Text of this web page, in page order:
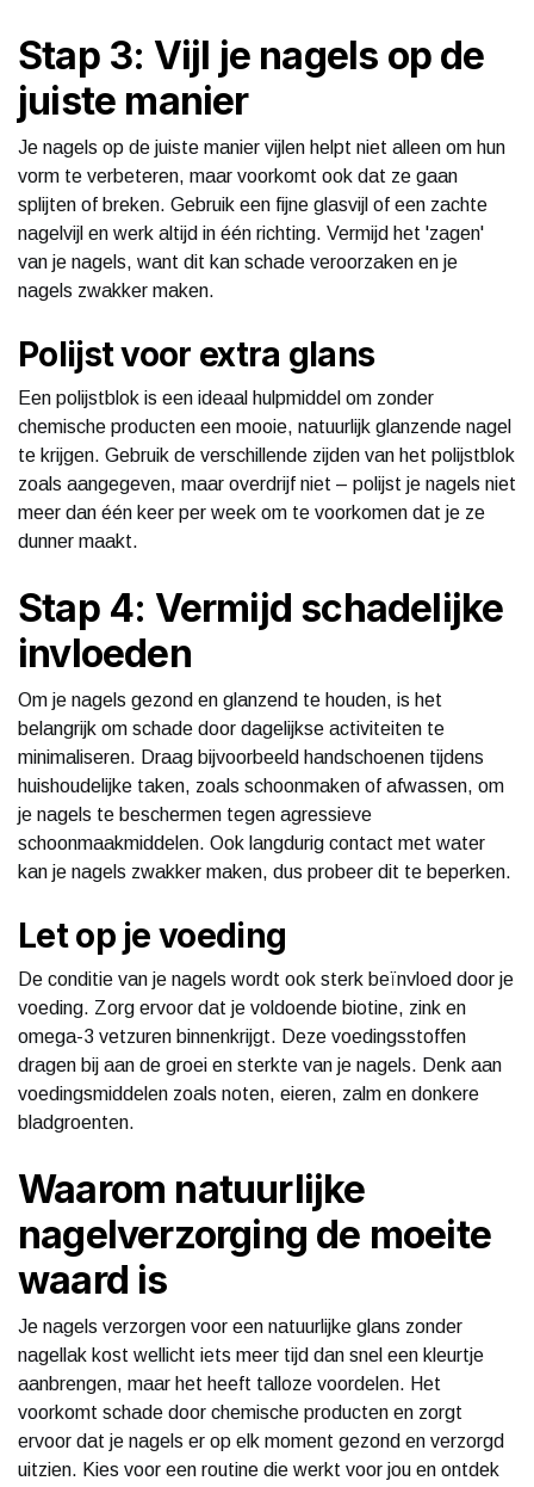
Stap 3: Vijl je nagels op de
juiste manier
Je nagels op de juiste manier vijlen helpt niet alleen om hun
vorm te verbeteren, maar voorkomt ook dat ze gaan
splijten of breken. Gebruik een fijne glasvijl of een zachte
nagelvijl en werk altijd in één richting. Vermijd het 'zagen'
van je nagels, want dit kan schade veroorzaken en je
nagels zwakker maken.
Polijst voor extra glans
Een polijstblok is een ideaal hulpmiddel om zonder
chemische producten een mooie, natuurlijk glanzende nagel
te krijgen. Gebruik de verschillende zijden van het polijstblok
zoals aangegeven, maar overdrijf niet – polijst je nagels niet
meer dan één keer per week om te voorkomen dat je ze
dunner maakt.
Stap 4: Vermijd schadelijke
invloeden
Om je nagels gezond en glanzend te houden, is het
belangrijk om schade door dagelijkse activiteiten te
minimaliseren. Draag bijvoorbeeld handschoenen tijdens
huishoudelijke taken, zoals schoonmaken of afwassen, om
je nagels te beschermen tegen agressieve
schoonmaakmiddelen. Ook langdurig contact met water
kan je nagels zwakker maken, dus probeer dit te beperken.
Let op je voeding
De conditie van je nagels wordt ook sterk beïnvloed door je
voeding. Zorg ervoor dat je voldoende biotine, zink en
omega-3 vetzuren binnenkrijgt. Deze voedingsstoffen
dragen bij aan de groei en sterkte van je nagels. Denk aan
voedingsmiddelen zoals noten, eieren, zalm en donkere
bladgroenten.
Waarom natuurlijke
nagelverzorging de moeite
waard is
Je nagels verzorgen voor een natuurlijke glans zonder
nagellak kost wellicht iets meer tijd dan snel een kleurtje
aanbrengen, maar het heeft talloze voordelen. Het
voorkomt schade door chemische producten en zorgt
ervoor dat je nagels er op elk moment gezond en verzorgd
uitzien. Kies voor een routine die werkt voor jou en ontdek